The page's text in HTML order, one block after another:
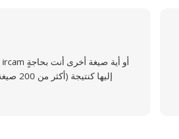
إليها كنتيجة (أكثر من 200 صيغة مدعومة)